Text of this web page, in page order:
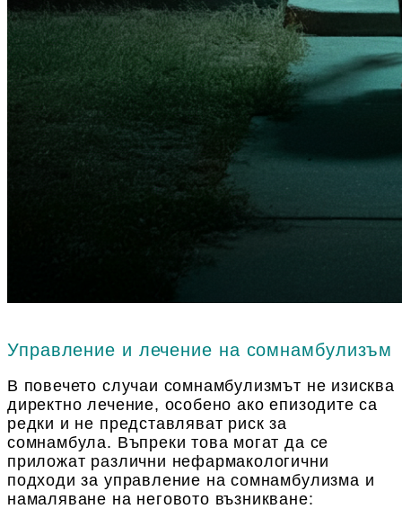
Управление и лечение на сомнамбулизъм
В повечето случаи сомнамбулизмът не изисква
директно лечение, особено ако епизодите са
редки и не представляват риск за
сомнамбула. Въпреки това могат да се
приложат различни нефармакологични
подходи за управление на сомнамбулизма и
намаляване на неговото възникване: